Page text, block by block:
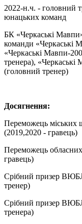
2022-н.ч. - головний
юнацьких команд
БК «Черкаські
команди «Черкаські
«Черкаські Мавпи-
тренера),
(головний тренер)
Досягнення:
Переможець міських
(2019,2020 - гравець)
Переможець
гравець)
Срібний призер
тренер)
Срібний призер
тренера)